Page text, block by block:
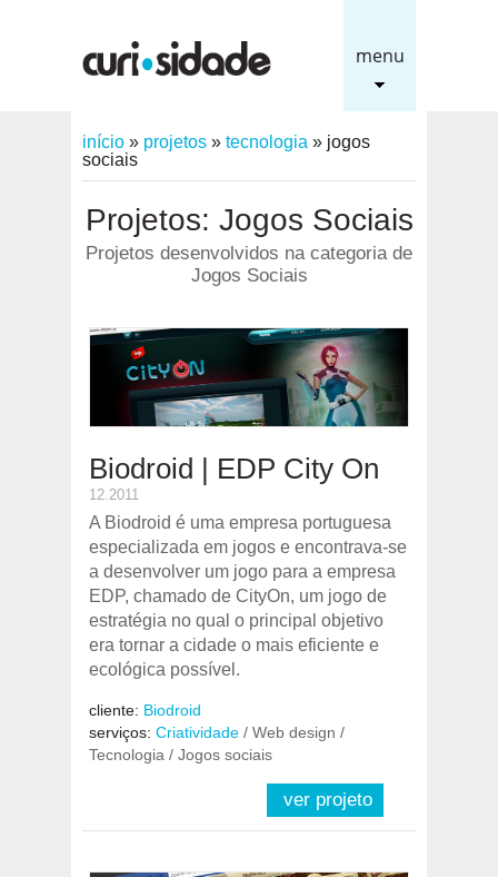
menu
início » projetos » tecnologia » jogos
sociais
Projetos: Jogos Sociais
Projetos desenvolvidos na categoria de
Jogos Sociais
Biodroid | EDP City On
12.2011
A Biodroid é uma empresa portuguesa
especializada em jogos e encontrava-se
a desenvolver um jogo para a empresa
EDP, chamado de CityOn, um jogo de
estratégia no qual o principal objetivo
era tornar a cidade o mais eficiente e
ecológica possível.
cliente: Biodroid
serviços: Criatividade / Web design /
Tecnologia / Jogos sociais
ver projeto